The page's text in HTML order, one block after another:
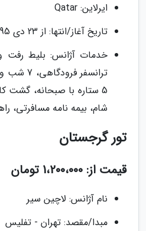
ایرلاین: Qatar
تاریخ آغاز/انتها: از 23 دى 95 تا 29 بهمن 95
خدمات آژانس: بلیط رفت
شام، بیمه نامه مسافرتی،
تور گرجستان
قیمت از: 1،200،000 تومان
نام آژانس: لاچین سیر
مبدا/مقصد: تهران - تفلیس